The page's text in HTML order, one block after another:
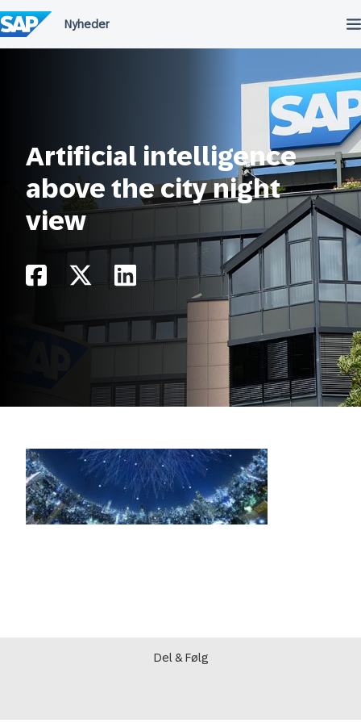
til
indholdet
Artificial intelligence
above the city night
view
Del & Følg